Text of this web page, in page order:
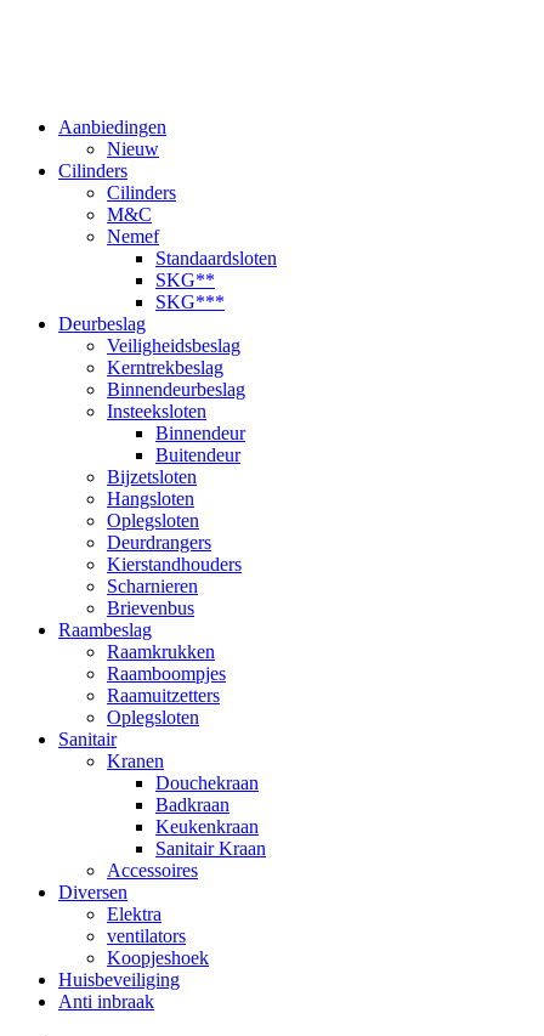
Aanbiedingen
Nieuw
Cilinders
Cilinders
M&C
Nemef
Standaardsloten
SKG**
SKG***
Deurbeslag
Veiligheidsbeslag
Kerntrekbeslag
Binnendeurbeslag
Insteeksloten
Binnendeur
Buitendeur
Bijzetsloten
Hangsloten
Oplegsloten
Deurdrangers
Kierstandhouders
Scharnieren
Brievenbus
Raambeslag
Raamkrukken
Raamboompjes
Raamuitzetters
Oplegsloten
Sanitair
Kranen
Douchekraan
Badkraan
Keukenkraan
Sanitair Kraan
Accessoires
Diversen
Elektra
ventilators
Koopjeshoek
Huisbeveiliging
Anti inbraak